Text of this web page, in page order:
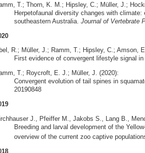
T.; Thorn, K. M.; Hipsley, C.; Müller, J.;
Herpetofaunal diversity changes with climate:
southeastern Australia. Journal of Vertebrate
R.; Müller, J.; Ramm, T.; Hipsley, C.; Amson,
First evidence of convergent lifestyle signal
T.; Roycroft, E. J.; Müller, J. (2020):
Convergent evolution of tail spines in
20190848
J., Pfeiffer M., Jakobs S., Lang B.,
Breeding and larval development of the
overview of the current zoo captive